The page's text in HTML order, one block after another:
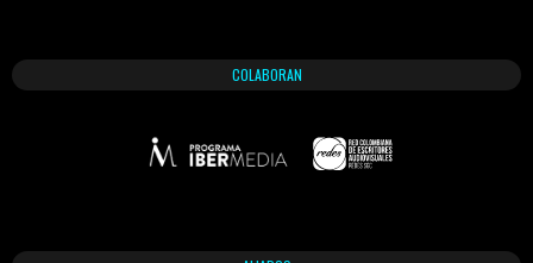
COLABORAN